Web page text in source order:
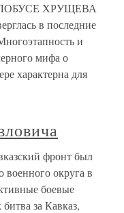
ХРУЩЕВА
в последние
и
мифа о
характерна для
фронт был
военного округа в
боевые
за Кавказ,